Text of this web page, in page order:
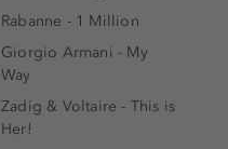
Rabanne - 1 Million
Giorgio Armani - My
Way
Zadig & Voltaire - This is
Her!